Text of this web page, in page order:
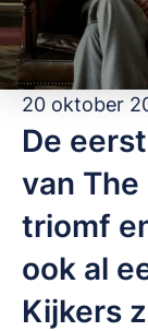
20 oktober
De
van
triomf
ook al
Kijkers